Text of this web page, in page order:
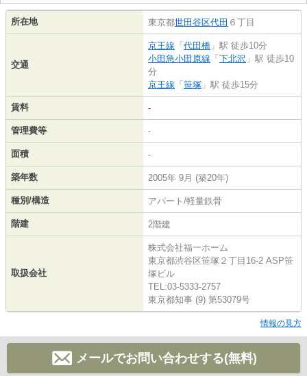
所在地 東京都世田谷区代田 ６丁目
交通
京王線 「 代田橋 」駅 徒歩10分
小田急小田原線 「 下北沢 」駅 徒歩10
分
京王線 「 笹塚 」駅 徒歩15分
賃料 -
管理費等 -
面積 -
築年数 2005年 9月 (築20年)
種別/構造 アパート/軽量鉄骨
階建 2階建
取扱会社
株式会社福一ホーム
東京都渋谷区笹塚２丁目16-2 ASP笹
塚ビル
TEL:03-5333-2757
東京都知事 (9) 第53079号
情報の見方
メールでお問い合わせする(無料)